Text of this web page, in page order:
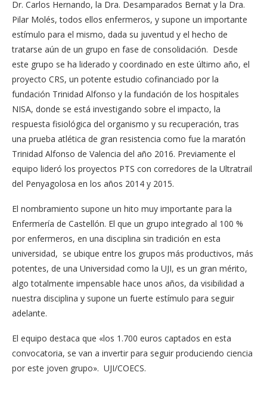
Dr. Carlos Hernando, la Dra. Desamparados Bernat y la Dra.
Pilar Molés, todos ellos enfermeros, y supone un importante
estímulo para el mismo, dada su juventud y el hecho de
tratarse aún de un grupo en fase de consolidación. Desde
este grupo se ha liderado y coordinado en este último año, el
proyecto CRS, un potente estudio cofinanciado por la
fundación Trinidad Alfonso y la fundación de los hospitales
NISA, donde se está investigando sobre el impacto, la
respuesta fisiológica del organismo y su recuperación, tras
una prueba atlética de gran resistencia como fue la maratón
Trinidad Alfonso de Valencia del año 2016. Previamente el
equipo lideró los proyectos PTS con corredores de la Ultratrail
del Penyagolosa en los años 2014 y 2015.
El nombramiento supone un hito muy importante para la
Enfermería de Castellón. El que un grupo integrado al 100 %
por enfermeros, en una disciplina sin tradición en esta
universidad, se ubique entre los grupos más productivos, más
potentes, de una Universidad como la UJI, es un gran mérito,
algo totalmente impensable hace unos años, da visibilidad a
nuestra disciplina y supone un fuerte estímulo para seguir
adelante.
El equipo destaca que «los 1.700 euros captados en esta
convocatoria, se van a invertir para seguir produciendo ciencia
por este joven grupo». UJI/COECS.